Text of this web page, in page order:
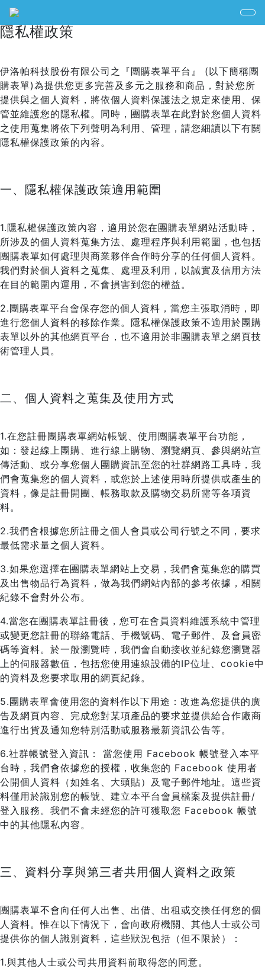
隱私權政策
伊洛帕科技股份有限公司之『團購表單平台』 (以下簡稱團
購表單)為提供您更多完善及多元之服務和商品，對於您所
提供與之個人資料，將依個人資料保護法之規定來使用、保
管並維護您的隱私權。同時，團購表單在此對於您個人資料
之使用蒐集將依下列聲明為利用、管理，請您細讀以下有關
隱私權保護政策的內容。
一、隱私權保護政策適用範圍
1.隱私權保護政策內容，適用於您在團購表單網站活動時，
所涉及的個人資料蒐集方法、處理程序與利用範圍，也包括
團購表單如何處理與商業夥伴合作時分享的任何個人資料。
我們對於個人資料之蒐集、處理及利用，以誠實及信用方法
在目的範圍內運用，不會損害到您的權益。
2.團購表單平台會保存您的個人資料，當您主張取消時，即
進行您個人資料的移除作業。隱私權保護政策不適用於團購
表單以外的其他網頁平台，也不適用於非團購表單之網頁技
術管理人員。
二、個人資料之蒐集及使用方式
1.在您註冊團購表單網站帳號、使用團購表單平台功能，
如：發起線上團購、進行線上購物、瀏覽網頁、參與網站宣
傳活動、或分享您個人團購資訊至您的社群網路工具時，我
們會蒐集您的個人資料，或您於上述使用時所提供或產生的
資料，像是註冊開團、帳務取款及購物交易所需等各項資
料。
2.我們會根據您所註冊之個人會員或公司行號之不同，要求
最低需求量之個人資料。
3.如果您選擇在團購表單網站上交易，我們會蒐集您的購買
及出售物品行為資料，做為我們網站內部的參考依據，相關
紀錄不會對外公布。
4.當您在團購表單註冊後，您可在會員資料維護系統中管理
或變更您註冊的聯絡電話、手機號碼、電子郵件、及會員密
碼等資料。於一般瀏覽時，我們會自動接收並紀錄您瀏覽器
上的伺服器數值，包括您使用連線設備的IP位址、cookie中
的資料及您要求取用的網頁紀錄。
5.團購表單會使用您的資料作以下用途：改進為您提供的廣
告及網頁內容、完成您對某項產品的要求並提供給合作廠商
進行出貨及通知您特別活動或服務最新資訊公告等。
6.社群帳號登入資訊： 當您使用 Facebook 帳號登入本平
台時，我們會依據您的授權，收集您的 Facebook 使用者
公開個人資料（如姓名、大頭貼）及電子郵件地址。這些資
料僅用於識別您的帳號、建立本平台會員檔案及提供註冊/
登入服務。我們不會未經您的許可獲取您 Facebook 帳號
中的其他隱私內容。
三、資料分享與第三者共用個人資料之政策
團購表單不會向任何人出售、出借、出租或交換任何您的個
人資料。惟在以下情況下，會向政府機關、其他人士或公司
提供你的個人識別資料，這些狀況包括（但不限於）：
1.與其他人士或公司共用資料前取得您的同意。